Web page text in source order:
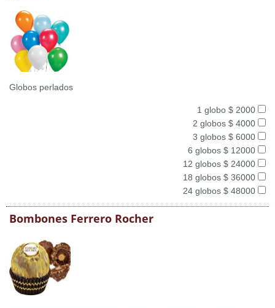
Globos perlados
1 globo $ 2000
2 globos $ 4000
3 globos $ 6000
6 globos $ 12000
12 globos $ 24000
18 globos $ 36000
24 globos $ 48000
Bombones Ferrero Rocher